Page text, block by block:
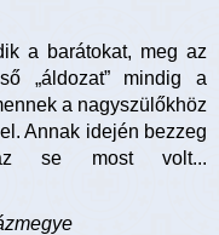
a barátokat, meg az
„áldozat” mindig a
a nagyszülőkhöz
Annak idején bezzeg
se most volt...